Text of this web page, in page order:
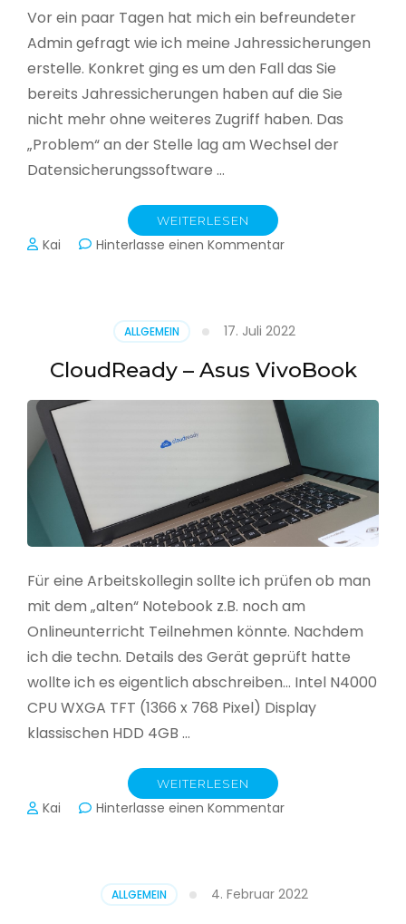
Vor ein paar Tagen hat mich ein befreundeter
Admin gefragt wie ich meine Jahressicherungen
erstelle. Konkret ging es um den Fall das Sie
bereits Jahressicherungen haben auf die Sie
nicht mehr ohne weiteres Zugriff haben. Das
„Problem“ an der Stelle lag am Wechsel der
Datensicherungssoftware …
WEITERLESEN
Kai Hinterlasse einen Kommentarzu
Jahressicherung
ALLGEMEIN 17. Juli 2022
CloudReady – Asus VivoBook
Für eine Arbeitskollegin sollte ich prüfen ob man
mit dem „alten“ Notebook z.B. noch am
Onlineunterricht Teilnehmen könnte. Nachdem
ich die techn. Details des Gerät geprüft hatte
wollte ich es eigentlich abschreiben… Intel N4000
CPU WXGA TFT (1366 x 768 Pixel) Display
klassischen HDD 4GB …
WEITERLESEN
Kai Hinterlasse einen Kommentarzu
ALLGEMEIN 4. Februar 2022